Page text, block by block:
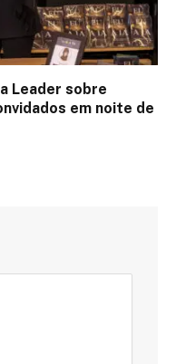
Leader sobre
em noite de